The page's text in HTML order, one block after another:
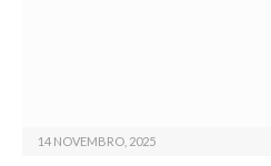
14 NOVEMBRO, 2025